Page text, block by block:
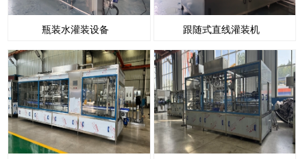
瓶装水灌装设备 跟随式直线灌装机